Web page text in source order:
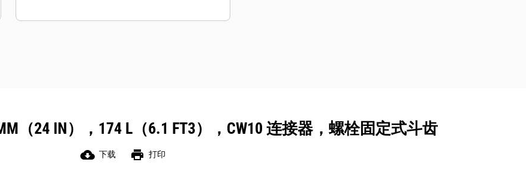
（24 IN），174 L（6.1 FT3），CW10 连接器，螺栓固定式斗齿
cloud_download 下载 print 打印